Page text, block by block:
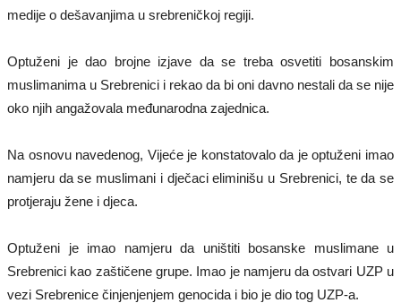
medije o dešavanjima u srebreničkoj regiji.
Optuženi je dao brojne izjave da se treba osvetiti bosanskim
muslimanima u Srebrenici i rekao da bi oni davno nestali da se nije
oko njih angažovala međunarodna zajednica.
Na osnovu navedenog, Vijeće je konstatovalo da je optuženi imao
namjeru da se muslimani i dječaci eliminišu u Srebrenici, te da se
protjeraju žene i djeca.
Optuženi je imao namjeru da uništiti bosanske muslimane u
Srebrenici kao zaštičene grupe. Imao je namjeru da ostvari UZP u
vezi Srebrenice činjenjenjem genocida i bio je dio tog UZP-a.